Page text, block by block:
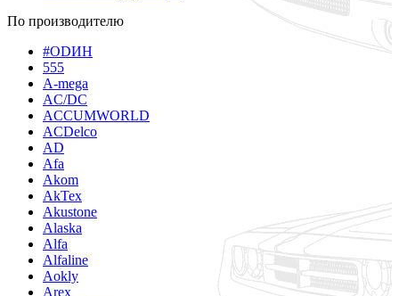
По производителю
#ODИН
555
A-mega
AC/DC
ACCUMWORLD
ACDelco
AD
Afa
Akom
AkTex
Akustone
Alaska
Alfa
Alfaline
Aokly
Arex